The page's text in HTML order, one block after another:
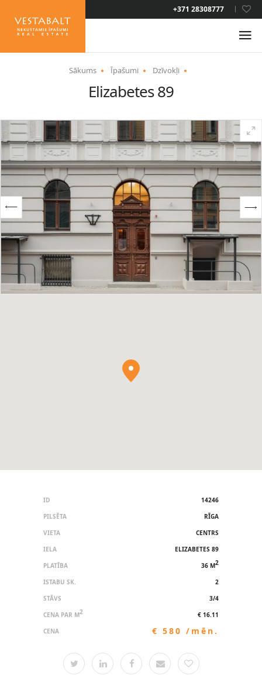
+371 28308777
LAT
ENG
JAUNUMI
ĪPAŠUMI
PAKALPOJUMI
UZTURĒŠANĀS ATĻAUJA
KONTAKTI
Sākums Īpašumi Dzīvokļi
Elizabetes 89
ID
14246
PILSĒTA
RĪGA
VIETA
CENTRS
IELA
ELIZABETES 89
PLATĪBA
36 M2
ISTABU SK.
2
STĀVS
3/4
CENA PAR M2
€ 16.11
CENA
€ 580 /mēn.